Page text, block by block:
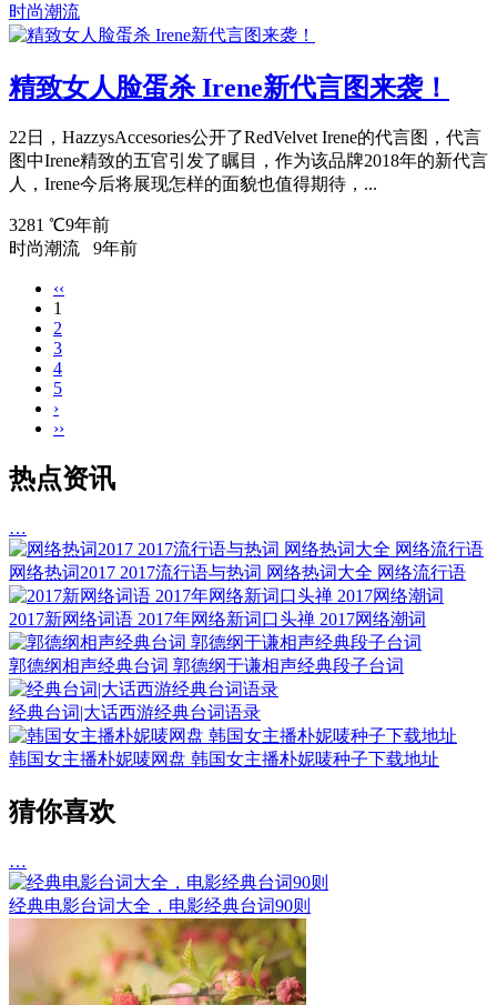
时尚潮流
精致女人脸蛋杀 Irene新代言图来袭！
22日，HazzysAccesories公开了RedVelvet Irene的代言图，代言
图中Irene精致的五官引发了瞩目，作为该品牌2018年的新代言
人，Irene今后将展现怎样的面貌也值得期待，...
3281 ℃9年前
时尚潮流
9年前
‹‹
1
2
3
4
5
›
››
热点资讯
…
网络热词2017 2017流行语与热词 网络热词大全 网络流行语
2017新网络词语 2017年网络新词口头禅 2017网络潮词
郭德纲相声经典台词 郭德纲于谦相声经典段子台词
经典台词|大话西游经典台词语录
韩国女主播朴妮唛网盘 韩国女主播朴妮唛种子下载地址
猜你喜欢
…
经典电影台词大全，电影经典台词90则